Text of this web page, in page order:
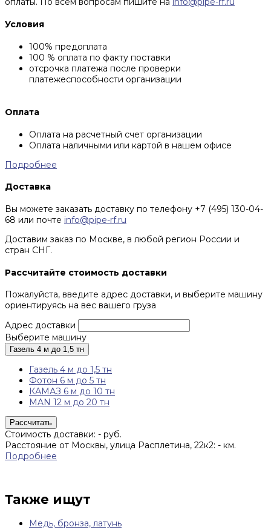
Условия
100% предоплата
100 % оплата по факту поставки
отсрочка платежа после проверки
платежеспособности организации
Оплата
Оплата на расчетный счет организации
Оплата наличными или картой в нашем офисе
Подробнее
Доставка
Вы можете заказать доставку по телефону +7 (495) 130-04-
68 или почте info@pipe-rf.ru
Доставим заказ по Москве, в любой регион России и
стран СНГ.
Рассчитайте стоимость доставки
Пожалуйста, введите адрес доставки, и выберите машину
ориентируясь на вес вашего груза
Адрес доставки
Выберите машину
Газель 4 м до 1,5 тн
Газель 4 м до 1,5 тн
Фотон 6 м до 5 тн
КАМАЗ 6 м до 10 тн
MAN 12 м до 20 тн
Рассчитать
Стоимость доставки: - руб.
Расстояние от Москвы, улица Расплетина, 22к2: - км.
Подробнее
Также ищут
Медь, бронза, латунь